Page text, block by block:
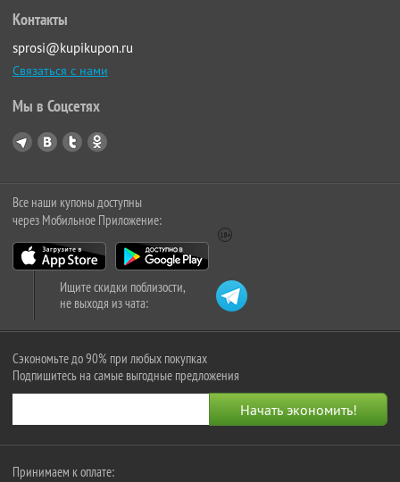
Контакты
sprosi@kupikupon.ru
Связаться с нами
Мы в Соцсетях
Все наши купоны доступны
через Мобильное Приложение:
Ищите скидки поблизости,
не выходя из чата:
Сэкономьте до 90% при любых покупках
Подпишитесь на самые выгодные предложения
Принимаем к оплате: